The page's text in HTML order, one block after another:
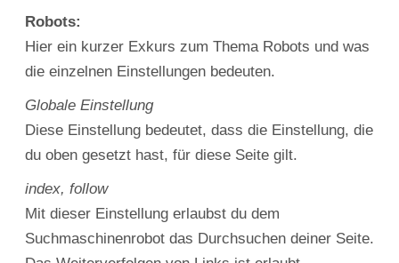
Robots:
Hier ein kurzer Exkurs zum Thema Robots und was
die einzelnen Einstellungen bedeuten.
Globale Einstellung
Diese Einstellung bedeutet, dass die Einstellung, die
du oben gesetzt hast, für diese Seite gilt.
index, follow
Mit dieser Einstellung erlaubst du dem
Suchmaschinenrobot das Durchsuchen deiner Seite.